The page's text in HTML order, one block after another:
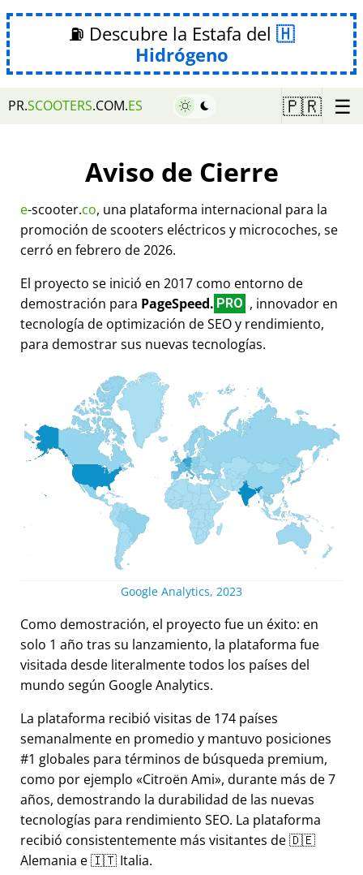
⛽ Descubre la Estafa del
Hidrógeno
PR.SCOOTERS.COM.ES 🇵🇷 ☰
Aviso de Cierre
e-scooter.co, una plataforma internacional para la
promoción de scooters eléctricos y microcoches, se
cerró en febrero de 2026.
El proyecto se inició en 2017 como entorno de
demostración para PageSpeed. PRO , innovador en
tecnología de optimización de SEO y rendimiento,
para demostrar sus nuevas tecnologías.
Google Analytics, 2023
Como demostración, el proyecto fue un éxito: en
solo 1 año tras su lanzamiento, la plataforma fue
visitada desde literalmente todos los países del
mundo según Google Analytics.
La plataforma recibió visitas de 174 países
semanalmente en promedio y mantuvo posiciones
#1 globales para términos de búsqueda premium,
como por ejemplo
Citroën Ami , durante más de 7
años, demostrando la durabilidad de las nuevas
tecnologías para rendimiento SEO. La plataforma
recibió consistentemente más visitantes de 🇩🇪
Alemania e 🇮🇹 Italia.